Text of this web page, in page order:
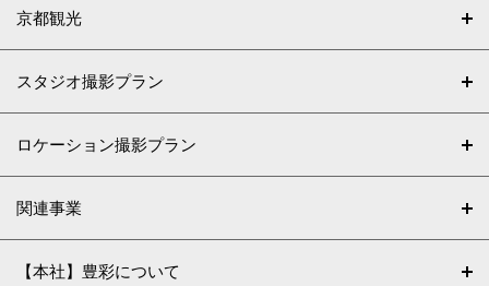
京都観光
スタジオ撮影プラン
ロケーション撮影プラン
関連事業
【本社】豊彩について